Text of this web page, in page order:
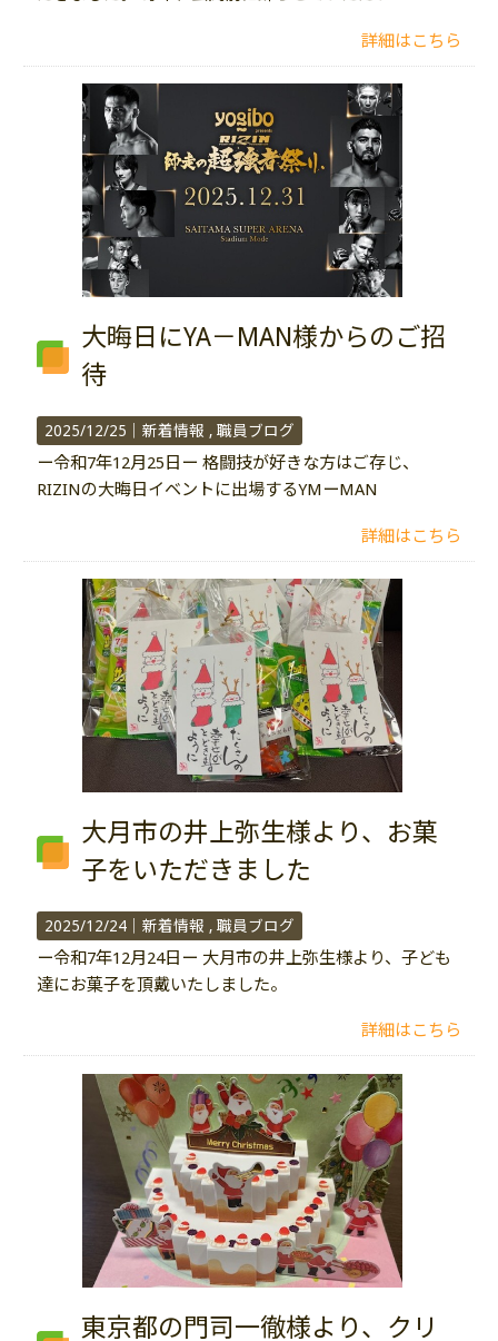
詳細はこちら
大晦日にYA－MAN様からのご招
待
2025/12/25｜新着情報 職員ブログ
ー令和7年12月25日ー 格闘技が好きな方はご存じ、
RIZINの大晦日イベントに出場するYMーMAN
詳細はこちら
大月市の井上弥生様より、お菓
子をいただきました
2025/12/24｜新着情報 職員ブログ
ー令和7年12月24日ー 大月市の井上弥生様より、子ども
達にお菓子を頂戴いたしました。
詳細はこちら
東京都の門司一徹様より、クリ